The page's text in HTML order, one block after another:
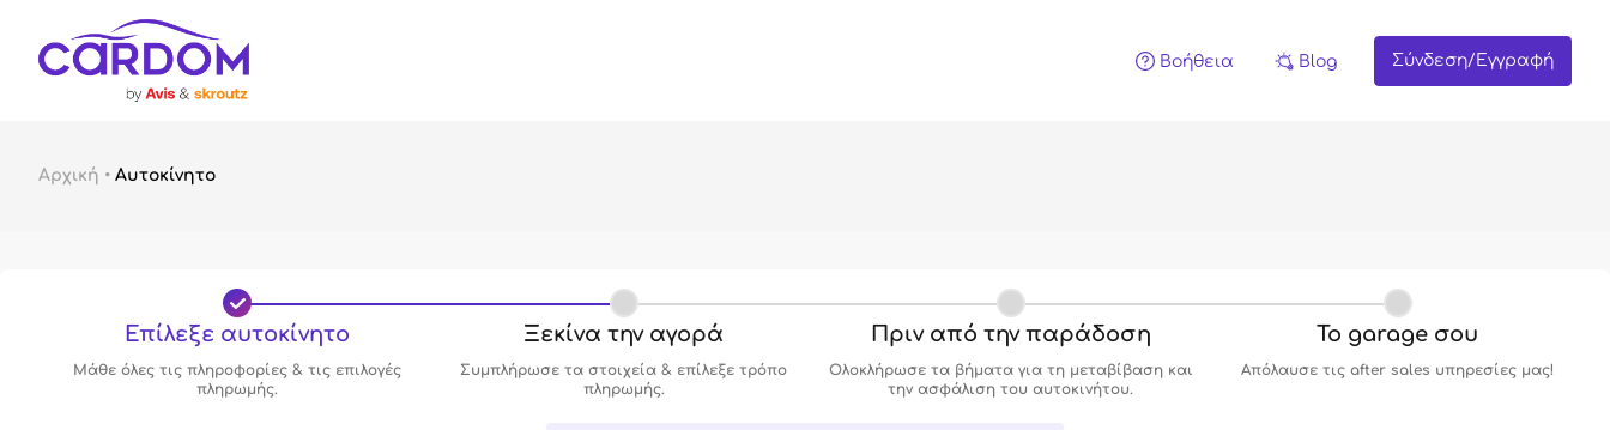
Βοήθεια Blog Σύνδεση/Εγγραφή
Αρχική • Αυτοκίνητο
Επίλεξε αυτοκίνητο
Μάθε όλες τις πληροφορίες & τις επιλογές
πληρωμής.
Ξεκίνα την αγορά
Συμπλήρωσε τα στοιχεία & επίλεξε τρόπο
πληρωμής.
Πριν από την παράδοση
Ολοκλήρωσε τα βήματα για τη μεταβίβαση και
την ασφάλιση του αυτοκινήτου.
Το garage σου
Απόλαυσε τις after sales υπηρεσίες μας!